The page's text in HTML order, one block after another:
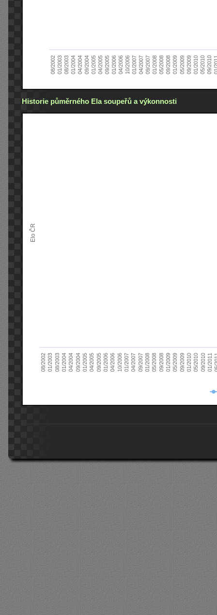
08/200201/200308/200301/200404/200409/200401/200504/200509/200501/200604/200610/200601/200704/200709/200701/200805/200809/200801/200905/200909/200901/201005/201009/2010
Historie půměrného Ela soupeřů a výkonnosti
Elo ČR
08/200201/200308/200301/200404/200409/200401/200504/200509/200501/200604/200610/200601/200704/200709/200701/200805/200809/200801/200905/200909/200901/201005/201009/201001/2011